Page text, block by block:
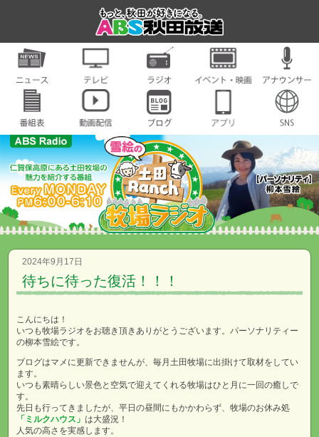
2024年9月17日
待ちに待った復活！！！
こんにちは！
いつも牧場ラジオをお聴き頂きありがとうございます。パーソナリティー
の柳本雪絵です。
ブログはマメに更新できませんが、毎月土田牧場に出掛けて取材をしてい
ます。
いつも素晴らしい景色と空気で迎えてくれる牧場はひと月に一回の癒しで
す。
先日も行ってきましたが、平日の昼間にもかかわらず、牧場のお休み処
「ミルクハウス」は大盛況！
人気の高さを実感します。